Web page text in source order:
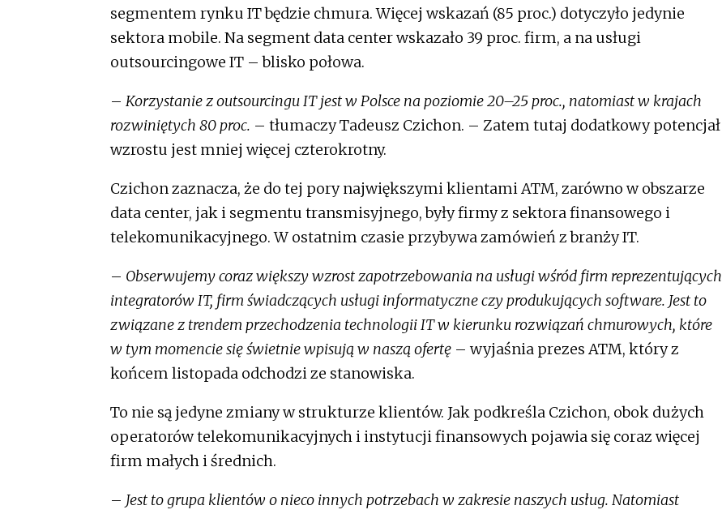
segmentem rynku IT będzie chmura. Więcej wskazań (85 proc.) dotyczyło jedynie
sektora mobile. Na segment data center wskazało 39 proc. firm, a na usługi
outsourcingowe IT – blisko połowa.
– Korzystanie z outsourcingu IT jest w Polsce na poziomie 20–25 proc., natomiast w krajach
rozwiniętych 80 proc. – tłumaczy Tadeusz Czichon. – Zatem tutaj dodatkowy potencjał
wzrostu jest mniej więcej czterokrotny.
Czichon zaznacza, że do tej pory największymi klientami ATM, zarówno w obszarze
data center, jak i segmentu transmisyjnego, były firmy z sektora finansowego i
telekomunikacyjnego. W ostatnim czasie przybywa zamówień z branży IT.
– Obserwujemy coraz większy wzrost zapotrzebowania na usługi wśród firm reprezentujących
integratorów IT, firm świadczących usługi informatyczne czy produkujących software. Jest to
związane z trendem przechodzenia technologii IT w kierunku rozwiązań chmurowych, które
w tym momencie się świetnie wpisują w naszą ofertę – wyjaśnia prezes ATM, który z
końcem listopada odchodzi ze stanowiska.
To nie są jedyne zmiany w strukturze klientów. Jak podkreśla Czichon, obok dużych
operatorów telekomunikacyjnych i instytucji finansowych pojawia się coraz więcej
firm małych i średnich.
– Jest to grupa klientów o nieco innych potrzebach w zakresie naszych usług. Natomiast